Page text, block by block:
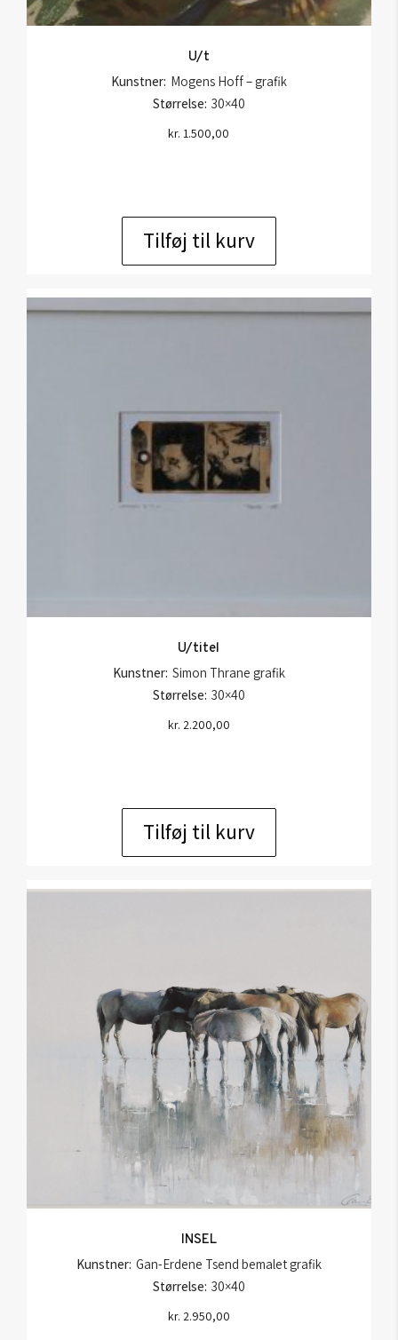
U/t
Kunstner: Mogens Hoff – grafik
Størrelse: 30×40
kr. 1.500,00
Tilføj til kurv
U/titel
Kunstner: Simon Thrane grafik
Størrelse: 30×40
kr. 2.200,00
Tilføj til kurv
INSEL
Kunstner: Gan-Erdene Tsend bemalet grafik
Størrelse: 30×40
kr. 2.950,00